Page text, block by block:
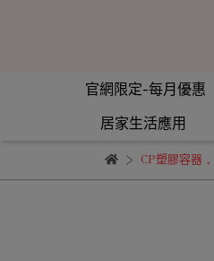
官網限定-每月優惠
居家生活應用
CP塑膠容器,